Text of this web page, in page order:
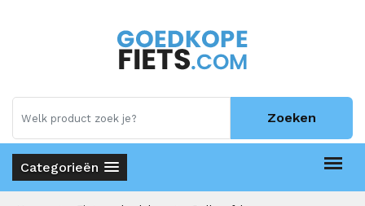
Zoeken
Categorieën